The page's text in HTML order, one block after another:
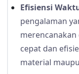
Efisiensi
pengalaman
cepat dan
material